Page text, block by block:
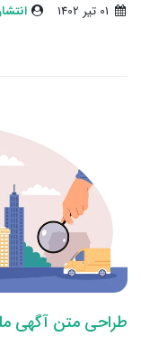
طراحی متن آگهی